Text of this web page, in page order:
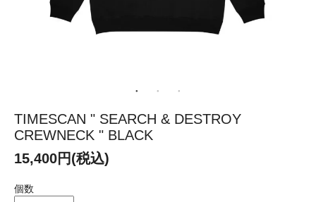
TIMESCAN " SEARCH & DESTROY
CREWNECK " BLACK
15,400円(税込)
個数